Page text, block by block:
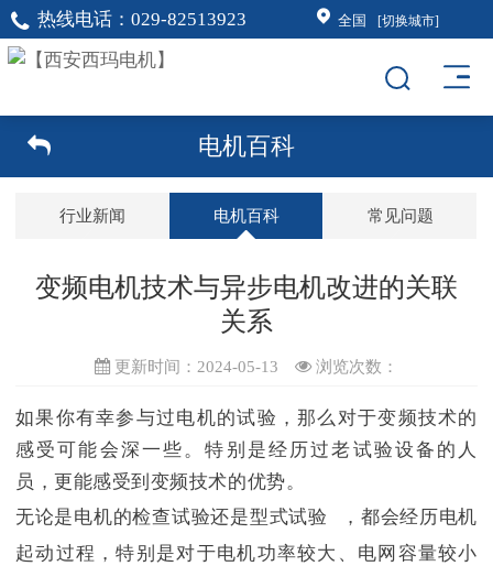
热线电话： 029-82513923 全国 [切换城市]
电机百科
行业新闻 电机百科 常见问题
变频电机技术与异步电机改进的关联
关系
更新时间：2024-05-13 浏览次数：
如果你有幸参与过电机的试验，那么对于变频技术的
感受可能会深一些。特别是经历过老试验设备的人
员，更能感受到变频技术的优势。
无论是电机的检查试验还是型式试验
，都会经历电机
起动过程，特别是对于电机功率较大、电网容量较小